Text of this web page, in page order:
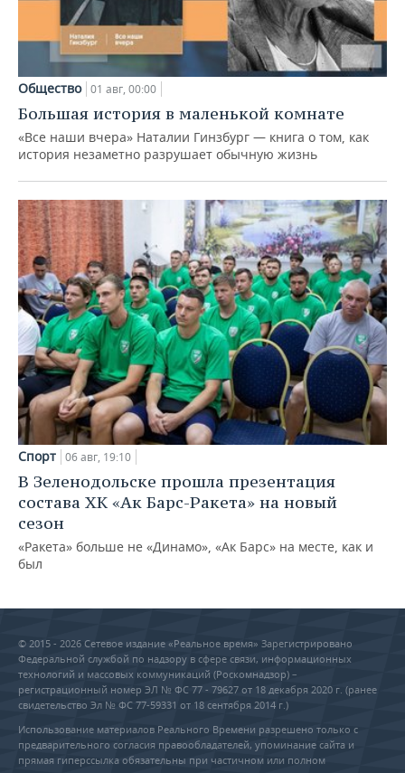
Общество 01 авг, 00:00
Большая история в маленькой комнате
«Все наши вчера» Наталии Гинзбург — книга о том, как
история незаметно разрушает обычную жизнь
Спорт 06 авг, 19:10
В Зеленодольске прошла презентация
состава ХК «Ак Барс-Ракета» на новый
сезон
«Ракета» больше не «Динамо», «Ак Барс» на месте, как и
был
© 2015 - 2026 Сетевое издание «Реальное время» Зарегистрировано
Федеральной службой по надзору в сфере связи, информационных
технологий и массовых коммуникаций (Роскомнадзор) –
регистрационный номер ЭЛ № ФС 77 - 79627 от 18 декабря 2020 г. (ранее
свидетельство Эл № ФС 77-59331 от 18 сентября 2014 г.)
Использование материалов Реального Времени разрешено только с
предварительного согласия правообладателей, упоминание сайта и
прямая гиперссылка обязательны при частичном или полном